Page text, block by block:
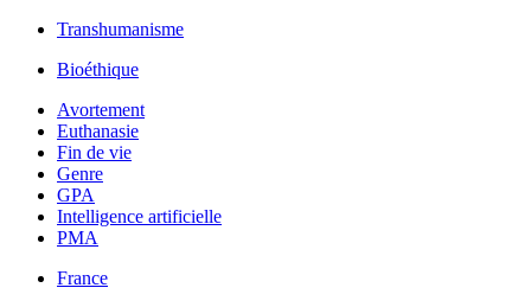
Transhumanisme
Bioéthique
Avortement
Euthanasie
Fin de vie
Genre
GPA
Intelligence artificielle
PMA
France